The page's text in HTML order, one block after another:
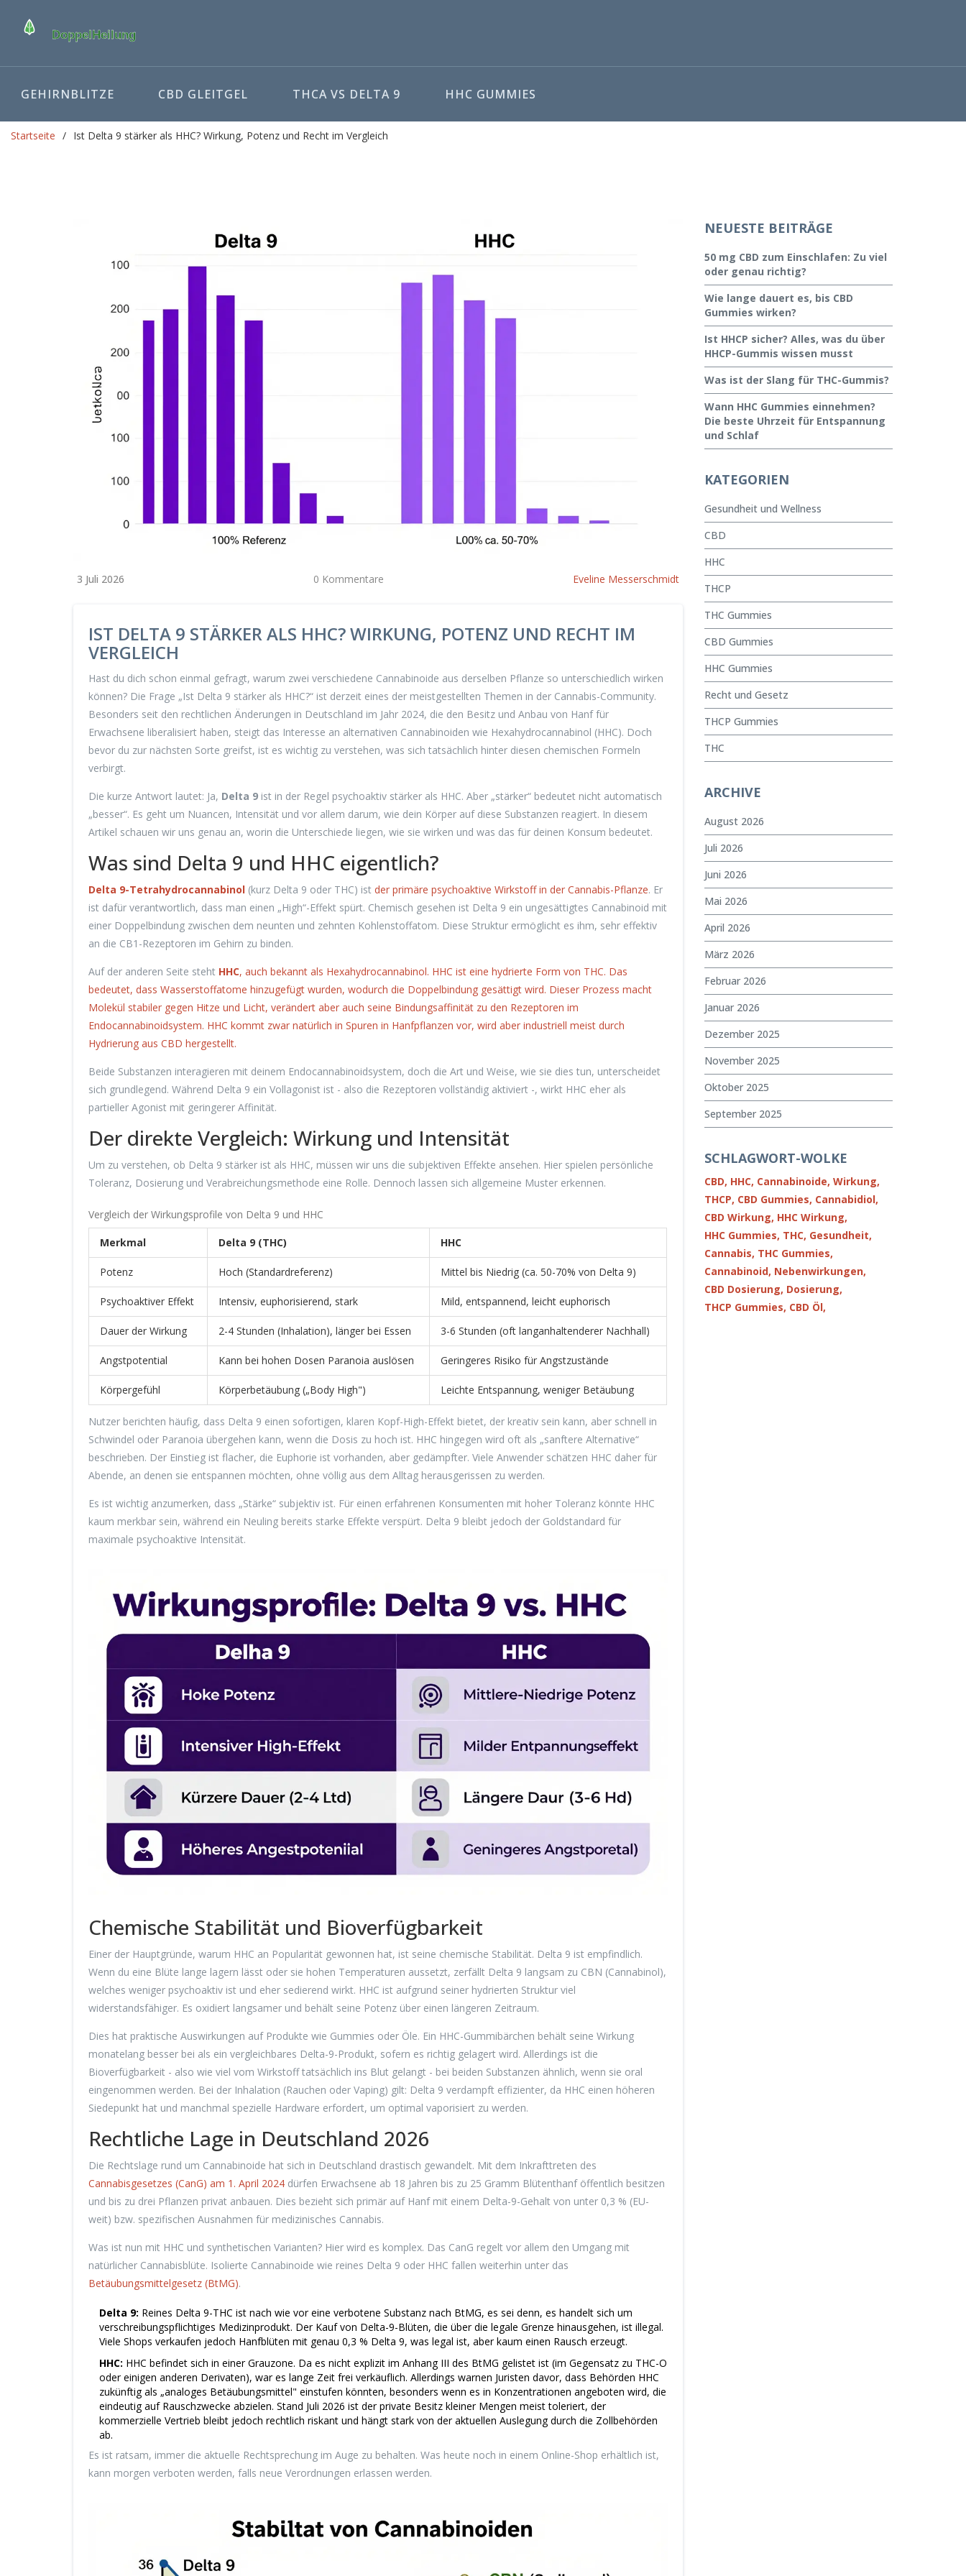
GEHIRNBLITZE CBD GLEITGEL THCA VS DELTA 9 HHC GUMMIES
Startseite Ist Delta 9 stärker als HHC? Wirkung, Potenz und Recht im Vergleich
3 Juli 2026 0 Kommentare Eveline Messerschmidt
IST DELTA 9 STÄRKER ALS HHC? WIRKUNG, POTENZ UND RECHT IM
VERGLEICH
Hast du dich schon einmal gefragt, warum zwei verschiedene Cannabinoide aus derselben Pflanze so unterschiedlich wirken
können? Die Frage „Ist Delta 9 stärker als HHC?“ ist derzeit eines der meistgestellten Themen in der Cannabis-Community.
Besonders seit den rechtlichen Änderungen in Deutschland im Jahr 2024, die den Besitz und Anbau von Hanf für
Erwachsene liberalisiert haben, steigt das Interesse an alternativen Cannabinoiden wie Hexahydrocannabinol (HHC). Doch
bevor du zur nächsten Sorte greifst, ist es wichtig zu verstehen, was sich tatsächlich hinter diesen chemischen Formeln
verbirgt.
Die kurze Antwort lautet: Ja, Delta 9 ist in der Regel psychoaktiv stärker als HHC. Aber „stärker“ bedeutet nicht automatisch
„besser“. Es geht um Nuancen, Intensität und vor allem darum, wie dein Körper auf diese Substanzen reagiert. In diesem
Artikel schauen wir uns genau an, worin die Unterschiede liegen, wie sie wirken und was das für deinen Konsum bedeutet.
Was sind Delta 9 und HHC eigentlich?
Delta 9-Tetrahydrocannabinol (kurz Delta 9 oder THC) ist der primäre psychoaktive Wirkstoff in der Cannabis-Pflanze. Er
ist dafür verantwortlich, dass man einen „High“-Effekt spürt. Chemisch gesehen ist Delta 9 ein ungesättigtes Cannabinoid mit
einer Doppelbindung zwischen dem neunten und zehnten Kohlenstoffatom. Diese Struktur ermöglicht es ihm, sehr effektiv
an die CB1-Rezeptoren im Gehirn zu binden.
Auf der anderen Seite steht HHC, auch bekannt als Hexahydrocannabinol. HHC ist eine hydrierte Form von THC. Das
bedeutet, dass Wasserstoffatome hinzugefügt wurden, wodurch die Doppelbindung gesättigt wird. Dieser Prozess macht
Molekül stabiler gegen Hitze und Licht, verändert aber auch seine Bindungsaffinität zu den Rezeptoren im
Endocannabinoidsystem. HHC kommt zwar natürlich in Spuren in Hanfpflanzen vor, wird aber industriell meist durch
Hydrierung aus CBD hergestellt.
Beide Substanzen interagieren mit deinem Endocannabinoidsystem, doch die Art und Weise, wie sie dies tun, unterscheidet
sich grundlegend. Während Delta 9 ein Vollagonist ist - also die Rezeptoren vollständig aktiviert -, wirkt HHC eher als
partieller Agonist mit geringerer Affinität.
Der direkte Vergleich: Wirkung und Intensität
Um zu verstehen, ob Delta 9 stärker ist als HHC, müssen wir uns die subjektiven Effekte ansehen. Hier spielen persönliche
Toleranz, Dosierung und Verabreichungsmethode eine Rolle. Dennoch lassen sich allgemeine Muster erkennen.
Vergleich der Wirkungsprofile von Delta 9 und HHC
Merkmal Delta 9 (THC) HHC
Potenz Hoch (Standardreferenz) Mittel bis Niedrig (ca. 50-70% von Delta 9)
Psychoaktiver Effekt Intensiv, euphorisierend, stark Mild, entspannend, leicht euphorisch
Dauer der Wirkung 2-4 Stunden (Inhalation), länger bei Essen 3-6 Stunden (oft langanhaltenderer Nachhall)
Angstpotential Kann bei hohen Dosen Paranoia auslösen Geringeres Risiko für Angstzustände
Körpergefühl Körperbetäubung („Body High") Leichte Entspannung, weniger Betäubung
Nutzer berichten häufig, dass Delta 9 einen sofortigen, klaren Kopf-High-Effekt bietet, der kreativ sein kann, aber schnell in
Schwindel oder Paranoia übergehen kann, wenn die Dosis zu hoch ist. HHC hingegen wird oft als „sanftere Alternative“
beschrieben. Der Einstieg ist flacher, die Euphorie ist vorhanden, aber gedämpfter. Viele Anwender schätzen HHC daher für
Abende, an denen sie entspannen möchten, ohne völlig aus dem Alltag herausgerissen zu werden.
Es ist wichtig anzumerken, dass „Stärke“ subjektiv ist. Für einen erfahrenen Konsumenten mit hoher Toleranz könnte HHC
kaum merkbar sein, während ein Neuling bereits starke Effekte verspürt. Delta 9 bleibt jedoch der Goldstandard für
maximale psychoaktive Intensität.
Chemische Stabilität und Bioverfügbarkeit
Einer der Hauptgründe, warum HHC an Popularität gewonnen hat, ist seine chemische Stabilität. Delta 9 ist empfindlich.
Wenn du eine Blüte lange lagern lässt oder sie hohen Temperaturen aussetzt, zerfällt Delta 9 langsam zu CBN (Cannabinol),
welches weniger psychoaktiv ist und eher sedierend wirkt. HHC ist aufgrund seiner hydrierten Struktur viel
widerstandsfähiger. Es oxidiert langsamer und behält seine Potenz über einen längeren Zeitraum.
Dies hat praktische Auswirkungen auf Produkte wie Gummies oder Öle. Ein HHC-Gummibärchen behält seine Wirkung
monatelang besser bei als ein vergleichbares Delta-9-Produkt, sofern es richtig gelagert wird. Allerdings ist die
Bioverfügbarkeit - also wie viel vom Wirkstoff tatsächlich ins Blut gelangt - bei beiden Substanzen ähnlich, wenn sie oral
eingenommen werden. Bei der Inhalation (Rauchen oder Vaping) gilt: Delta 9 verdampft effizienter, da HHC einen höheren
Siedepunkt hat und manchmal spezielle Hardware erfordert, um optimal vaporisiert zu werden.
Rechtliche Lage in Deutschland 2026
Die Rechtslage rund um Cannabinoide hat sich in Deutschland drastisch gewandelt. Mit dem Inkrafttreten des
Cannabisgesetzes (CanG) am 1. April 2024 dürfen Erwachsene ab 18 Jahren bis zu 25 Gramm Blütenthanf öffentlich besitzen
und bis zu drei Pflanzen privat anbauen. Dies bezieht sich primär auf Hanf mit einem Delta-9-Gehalt von unter 0,3 % (EU-
weit) bzw. spezifischen Ausnahmen für medizinisches Cannabis.
Was ist nun mit HHC und synthetischen Varianten? Hier wird es komplex. Das CanG regelt vor allem den Umgang mit
natürlicher Cannabisblüte. Isolierte Cannabinoide wie reines Delta 9 oder HHC fallen weiterhin unter das
Betäubungsmittelgesetz (BtMG).
Delta 9: Reines Delta 9-THC ist nach wie vor eine verbotene Substanz nach BtMG, es sei denn, es handelt sich um
verschreibungspflichtiges Medizinprodukt. Der Kauf von Delta-9-Blüten, die über die legale Grenze hinausgehen, ist illegal.
Viele Shops verkaufen jedoch Hanfblüten mit genau 0,3 % Delta 9, was legal ist, aber kaum einen Rausch erzeugt.
HHC: HHC befindet sich in einer Grauzone. Da es nicht explizit im Anhang III des BtMG gelistet ist (im Gegensatz zu THC-O
oder einigen anderen Derivaten), war es lange Zeit frei verkäuflich. Allerdings warnen Juristen davor, dass Behörden HHC
zukünftig als „analoges Betäubungsmittel" einstufen könnten, besonders wenn es in Konzentrationen angeboten wird, die
eindeutig auf Rauschzwecke abzielen. Stand Juli 2026 ist der private Besitz kleiner Mengen meist toleriert, der
kommerzielle Vertrieb bleibt jedoch rechtlich riskant und hängt stark von der aktuellen Auslegung durch die Zollbehörden
ab.
Es ist ratsam, immer die aktuelle Rechtsprechung im Auge zu behalten. Was heute noch in einem Online-Shop erhältlich ist,
kann morgen verboten werden, falls neue Verordnungen erlassen werden.
NEUESTE BEITRÄGE
50 mg CBD zum Einschlafen: Zu viel
oder genau richtig?
Wie lange dauert es, bis CBD
Gummies wirken?
Ist HHCP sicher? Alles, was du über
HHCP-Gummis wissen musst
Was ist der Slang für THC-Gummis?
Wann HHC Gummies einnehmen?
Die beste Uhrzeit für Entspannung
und Schlaf
KATEGORIEN
Gesundheit und Wellness
CBD
HHC
THCP
THC Gummies
CBD Gummies
HHC Gummies
Recht und Gesetz
THCP Gummies
THC
ARCHIVE
August 2026
Juli 2026
Juni 2026
Mai 2026
April 2026
März 2026
Februar 2026
Januar 2026
Dezember 2025
November 2025
Oktober 2025
September 2025
SCHLAGWORT-WOLKE
CBD, HHC, Cannabinoide, Wirkung,
THCP, CBD Gummies, Cannabidiol,
CBD Wirkung, HHC Wirkung,
HHC Gummies, THC, Gesundheit,
Cannabis, THC Gummies,
Cannabinoid, Nebenwirkungen,
CBD Dosierung, Dosierung,
THCP Gummies, CBD Öl,